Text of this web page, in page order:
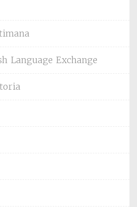
Language Exchange